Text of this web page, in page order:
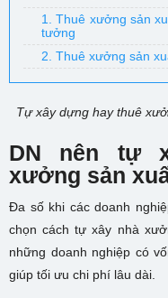
1. Thuê xưởng sản
tưởng
2. Thuê xưởng sản
Tự xây dựng hay thuê
DN nên tự
xưởng sản
Đa số khi các doanh
chọn cách tự xây nhà
những doanh nghiệp có
giúp tối ưu chi phí lâu dài.